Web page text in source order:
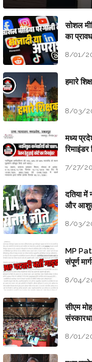
सोशल
का
8/01/
हमारे
8/03/
मध्य
रिमाइंडर
7/27/
दतिया में
और
8/03/
MP
संपूर्ण
8/04/
सीएम
8/01/